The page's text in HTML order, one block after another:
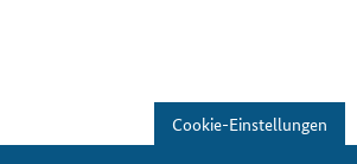
Cookie-Einstellungen